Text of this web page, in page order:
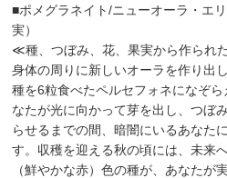
■ポメグラネイト/ニューオーラ・エ
実）
≪種、つぼみ、花、果実から作られ
身体の周りに新しいオーラを作り出
種を6粒食べたペルセフォネになぞ
なたが光に向かって芽を出し、つぼ
らせるまでの間、暗闇にいるあなた
す。収穫を迎える秋の頃には、未来
（鮮やかな赤）色の種が、あなたが